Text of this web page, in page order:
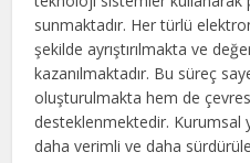
sunmaktadır. Her türlü
şekilde ayrıştırılmakta ve
kazanılmaktadır. Bu süreç
oluşturulmakta hem de
desteklenmektedir. Kurumsal
daha verimli ve daha